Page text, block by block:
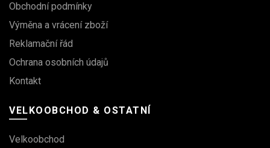
Obchodní podmínky
Výměna a vrácení zboží
Reklamační řád
Ochrana osobních údajů
Kontakt
VELKOOBCHOD & OSTATNÍ
Velkoobchod